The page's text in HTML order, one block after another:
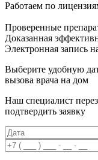
Работаем по
Проверенные
Доказанная
Электронная запись
Выберите удобную
вызова врача на дом
Наш специалист
подтвердить заявку